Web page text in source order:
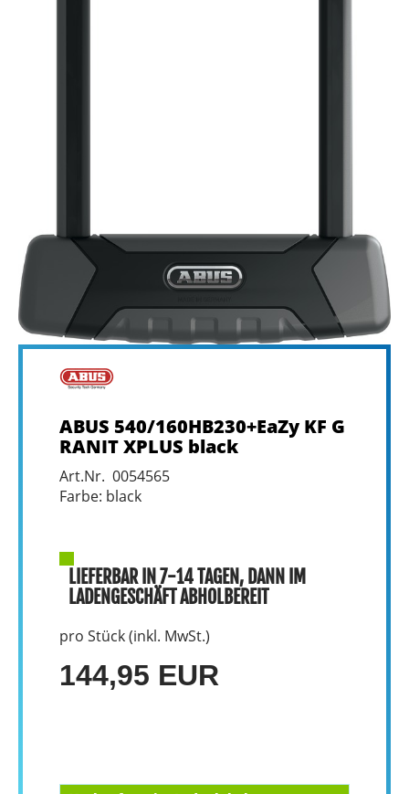
ABUS 540/160HB230+EaZy KF G
RANIT XPLUS black
Art.Nr. 0054565
Farbe: black
LIEFERBAR IN 7-14 TAGEN, DANN IM
LADENGESCHÄFT ABHOLBEREIT
pro Stück (inkl. MwSt.)
144,95 EUR